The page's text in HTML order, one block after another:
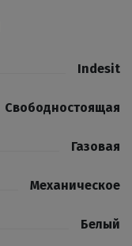
Indesit
Свободностоящая
Газовая
Механическое
Белый